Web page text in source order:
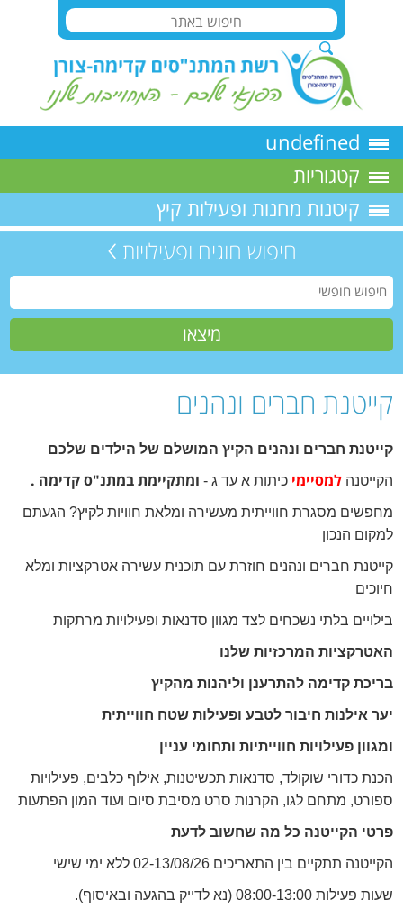
undefined
קטגוריות
קיטנות מחנות ופעילות קיץ
חיפוש חוגים ופעילויות
קייטנת חברים ונהנים
קייטנת חברים ונהנים הקיץ המושלם של הילדים שלכם
הקייטנה למסיימי כיתות א עד ג -ומתקיימת במתנ"ס קדימה .
מחפשים מסגרת חווייתית מעשירה ומלאת חוויות לקיץ? הגעתם
למקום הנכון
קייטנת חברים ונהנים חוזרת עם תוכנית עשירה אטרקציות ומלא
חיוכים
בילויים בלתי נשכחים לצד מגוון סדנאות ופעילויות מרתקות
האטרקציות המרכזיות שלנו
בריכת קדימה להתרענן וליהנות מהקיץ
יער אילנות חיבור לטבע ופעילות שטח חווייתית
ומגוון פעילויות חווייתיות ותחומי עניין
הכנת כדורי שוקולד, סדנאות תכשיטנות, אילוף כלבים, פעילויות
ספורט, מתחם לגו, הקרנות סרט מסיבת סיום ועוד המון הפתעות
פרטי הקייטנה כל מה שחשוב לדעת
הקייטנה תתקיים בין התאריכים 02-13/08/26 ללא ימי שישי
שעות פעילות 08:00-13:00 (נא לדייק בהגעה ובאיסוף).